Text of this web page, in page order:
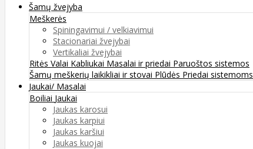
Šamų žvejyba
Meškerės
Spiningavimui / velkiavimui
Stacionariai žvejybai
Vertikaliai žvejybai
Ritės Valai Kabliukai Masalai ir priedai Paruoštos sistemos
Šamų meškerių laikikliai ir stovai Plūdės Priedai sistemoms
Jaukai/ Masalai
Boiliai Jaukai
Jaukas karosui
Jaukas karpiui
Jaukas karšiui
Jaukas kuojai